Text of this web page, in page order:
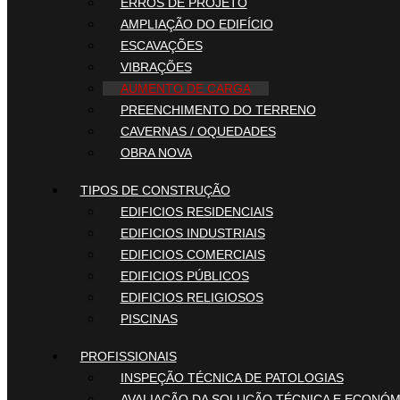
AMPLIAÇÃO DO EDIFÍCIO
ESCAVAÇÕES
VIBRAÇÕES
AUMENTO DE CARGA
PREENCHIMENTO DO TERRENO
CAVERNAS / OQUEDADES
OBRA NOVA
TIPOS DE CONSTRUÇÃO
EDIFICIOS RESIDENCIAIS
EDIFICIOS INDUSTRIAIS
EDIFICIOS COMERCIAIS
EDIFICIOS PÚBLICOS
EDIFICIOS RELIGIOSOS
PISCINAS
PROFISSIONAIS
INSPEÇÃO TÉCNICA DE PATOLOGIAS